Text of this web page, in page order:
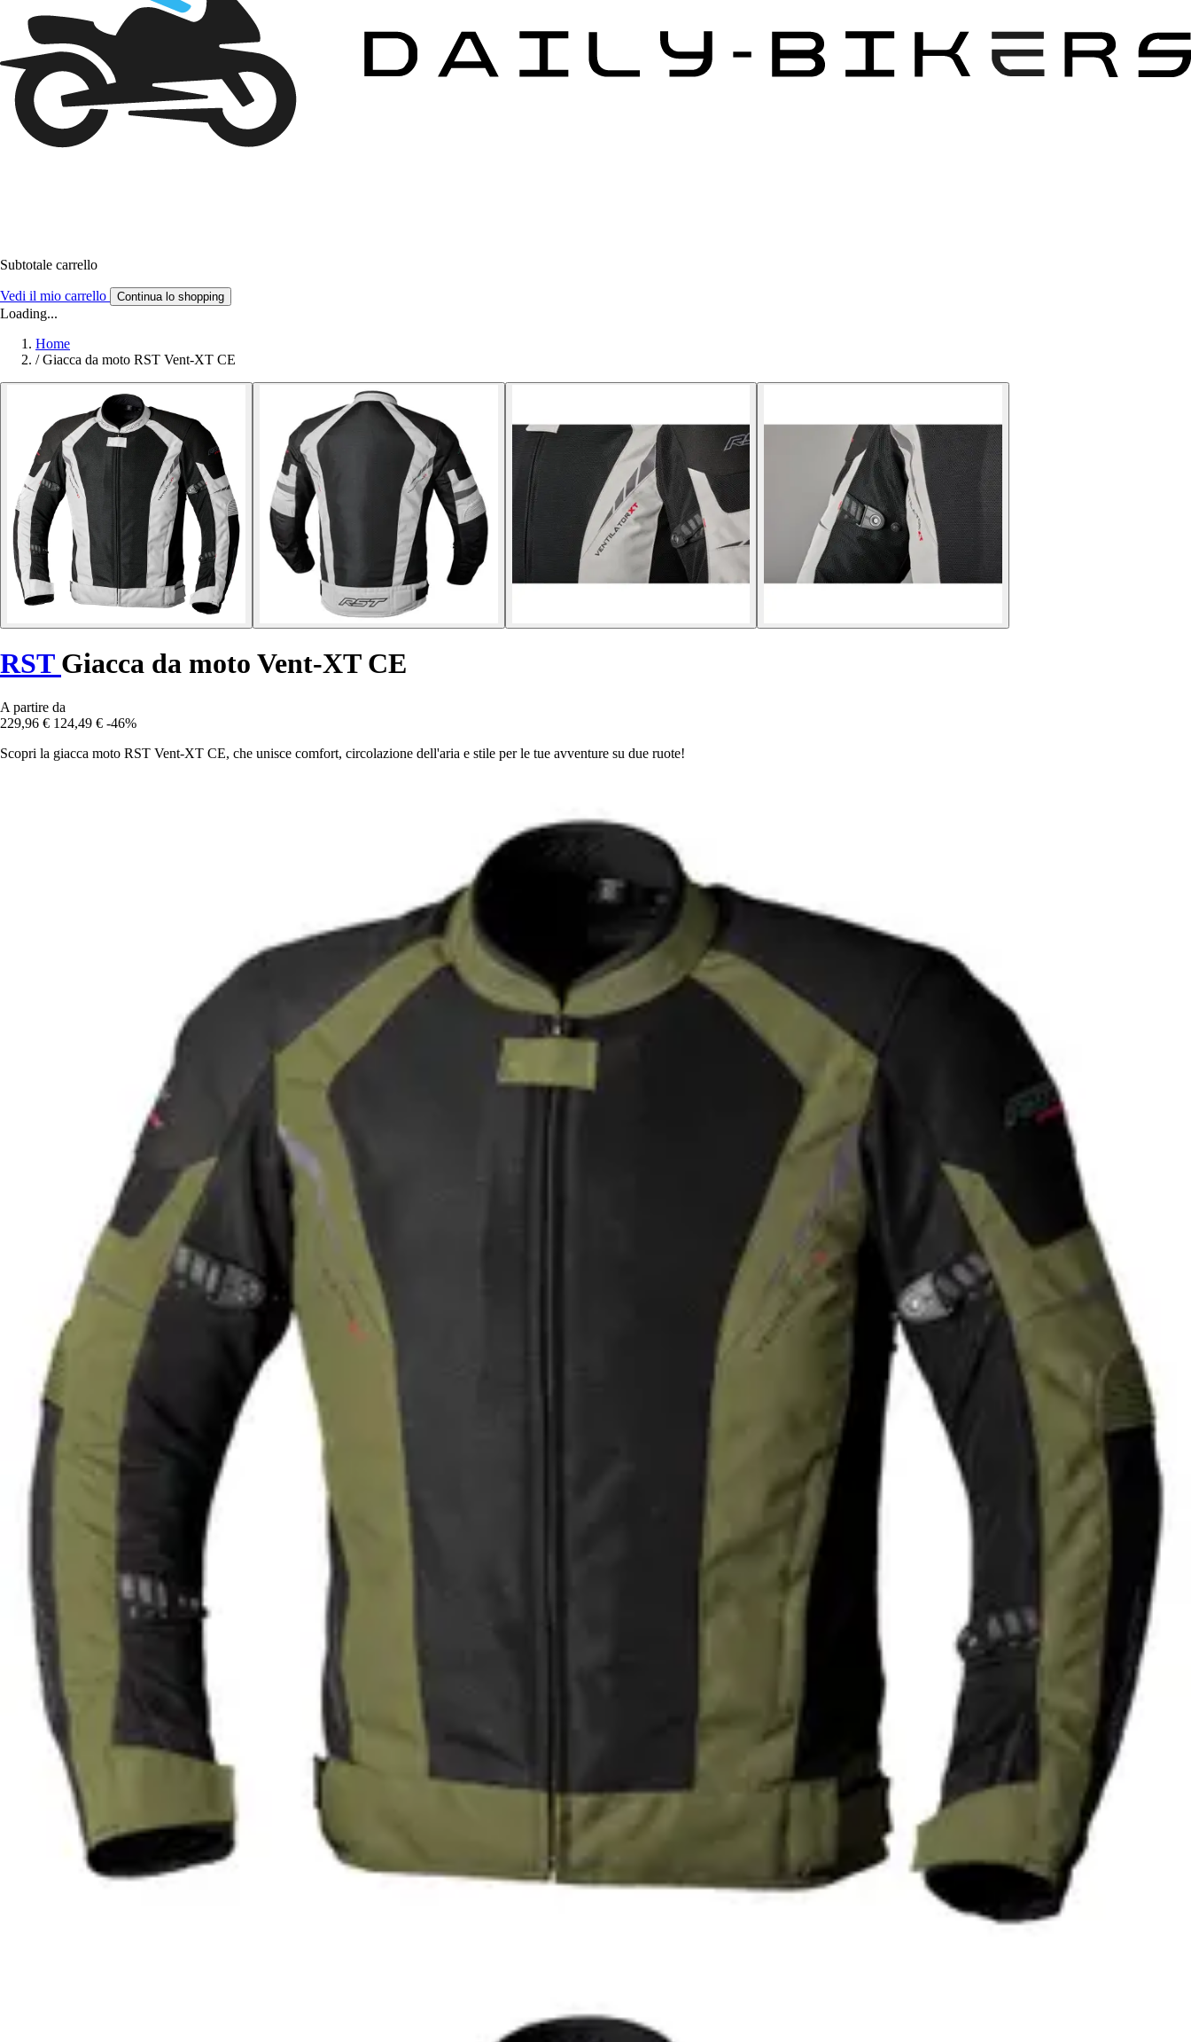
Subtotale carrello
Vedi il mio carrello Continua lo shopping
Loading...
Home
/ Giacca da moto RST Vent-XT CE
RST Giacca da moto Vent-XT CE
A partire da
229,96 € 124,49 € -46%
Scopri la giacca moto RST Vent-XT CE, che unisce comfort, circolazione dell'aria e stile per le tue avventure su due ruote!